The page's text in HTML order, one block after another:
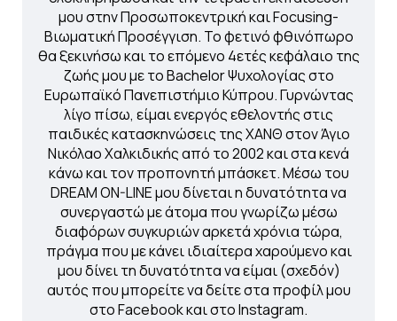
μου στην Προσωποκεντρική και Focusing-
Βιωματική Προσέγγιση. Το φετινό φθινόπωρο
θα ξεκινήσω και το επόμενο 4ετές κεφάλαιο της
ζωής μου με το Bachelor Ψυχολογίας στο
Ευρωπαϊκό Πανεπιστήμιο Κύπρου. Γυρνώντας
λίγο πίσω, είμαι ενεργός εθελοντής στις
παιδικές κατασκηνώσεις της ΧΑΝΘ στον Άγιο
Νικόλαο Χαλκιδικής από το 2002 και στα κενά
κάνω και τον προπονητή μπάσκετ. Μέσω του
DREAM ON-LINE μου δίνεται η δυνατότητα να
συνεργαστώ με άτομα που γνωρίζω μέσω
διαφόρων συγκυριών αρκετά χρόνια τώρα,
πράγμα που με κάνει ιδιαίτερα χαρούμενο και
μου δίνει τη δυνατότητα να είμαι (σχεδόν)
αυτός που μπορείτε να δείτε στα προφίλ μου
στο Facebook και στο Instagram.